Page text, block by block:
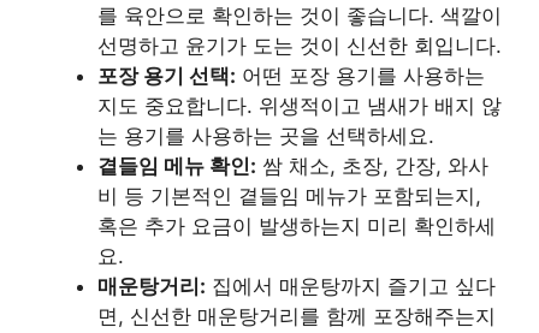
를 육안으로 확인하는 것이 좋습니다. 색깔이
선명하고 윤기가 도는 것이 신선한 회입니다.
포장 용기 선택: 어떤 포장 용기를 사용하는
지도 중요합니다. 위생적이고 냄새가 배지 않
는 용기를 사용하는 곳을 선택하세요.
곁들임 메뉴 확인: 쌈 채소, 초장, 간장, 와사
비 등 기본적인 곁들임 메뉴가 포함되는지,
혹은 추가 요금이 발생하는지 미리 확인하세
요.
매운탕거리: 집에서 매운탕까지 즐기고 싶다
면, 신선한 매운탕거리를 함께 포장해주는지